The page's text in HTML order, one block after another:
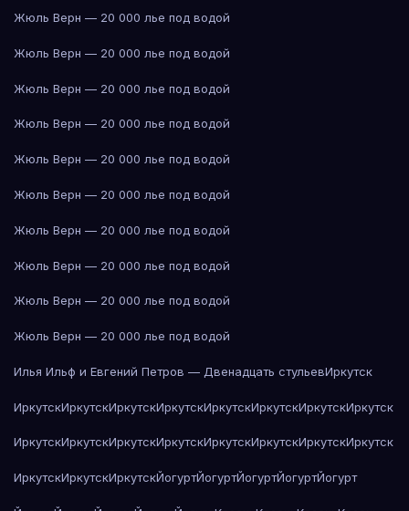
Жюль Верн — 20 000 лье под водой
Жюль Верн — 20 000 лье под водой
Жюль Верн — 20 000 лье под водой
Жюль Верн — 20 000 лье под водой
Жюль Верн — 20 000 лье под водой
Жюль Верн — 20 000 лье под водой
Жюль Верн — 20 000 лье под водой
Жюль Верн — 20 000 лье под водой
Жюль Верн — 20 000 лье под водой
Жюль Верн — 20 000 лье под водой
Илья Ильф и Евгений Петров — Двенадцать стульевИркутск
ИркутскИркутскИркутскИркутскИркутскИркутскИркутскИркутск
ИркутскИркутскИркутскИркутскИркутскИркутскИркутскИркутск
ИркутскИркутскИркутскЙогуртЙогуртЙогуртЙогуртЙогурт